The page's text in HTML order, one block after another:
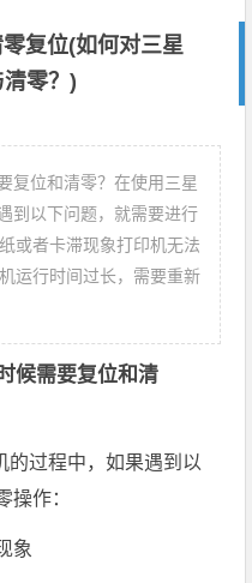
复位(如何对三星
零？)
复位和清零？在使用三星
到以下问题，就需要进行
或者卡滞现象打印机无法
运行时间过长，需要重新
候需要复位和清
的过程中，如果遇到以
操作：
象